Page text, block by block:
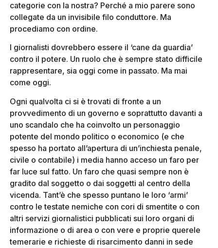
categorie con la nostra? Perché a mio parere sono
collegate da un invisibile filo conduttore. Ma
procediamo con ordine.
I giornalisti dovrebbero essere il ‘cane da guardia’
contro il potere. Un ruolo che è sempre stato difficile
rappresentare, sia oggi come in passato. Ma mai
come oggi.
Ogni qualvolta ci si è trovati di fronte a un
provvedimento di un governo e soprattutto davanti a
uno scandalo che ha coinvolto un personaggio
potente del mondo politico o economico (e che
spesso ha portato all’apertura di un’inchiesta penale,
civile o contabile) i media hanno acceso un faro per
far luce sul fatto. Un faro che quasi sempre non è
gradito dal soggetto o dai soggetti al centro della
vicenda. Tant’è che spesso puntano le loro ‘armi’
contro le testate nemiche con cori di smentite o con
altri servizi giornalistici pubblicati sui loro organi di
informazione o di area o con vere e proprie querele
temerarie e richieste di risarcimento danni in sede